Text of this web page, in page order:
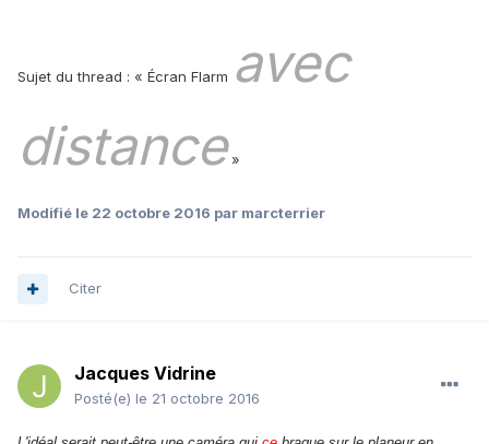
Sujet du thread : « Écran Flarm avec
distance »
Modifié le 22 octobre 2016 par marcterrier
Citer
Jacques Vidrine
Posté(e) le 21 octobre 2016